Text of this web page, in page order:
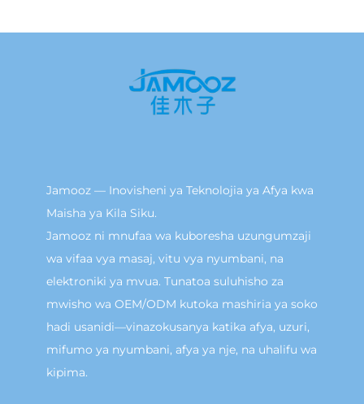
Jamooz — Inovisheni ya Teknolojia ya Afya kwa
Maisha ya Kila Siku.
Jamooz ni mnufaa wa kuboresha uzungumzaji
wa vifaa vya masaj, vitu vya nyumbani, na
elektroniki ya mvua. Tunatoa suluhisho za
mwisho wa OEM/ODM kutoka mashiria ya soko
hadi usanidi—vinazokusanya katika afya, uzuri,
mifumo ya nyumbani, afya ya nje, na uhalifu wa
kipima.